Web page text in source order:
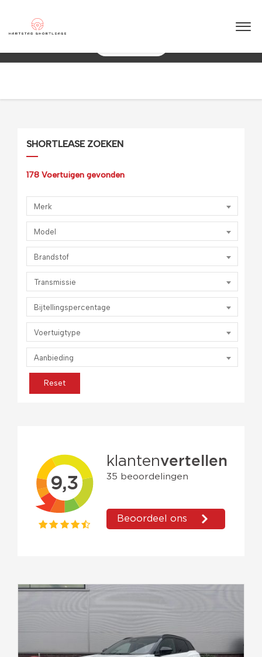
10+ jaar ervaring in shortlease – Betrouwbaar & flexibel!
SHORTLEASE ZOEKEN
178 Voertuigen gevonden
Merk
Model
Brandstof
Transmissie
Bijtellingspercentage
Voertuigtype
Aanbieding
Reset